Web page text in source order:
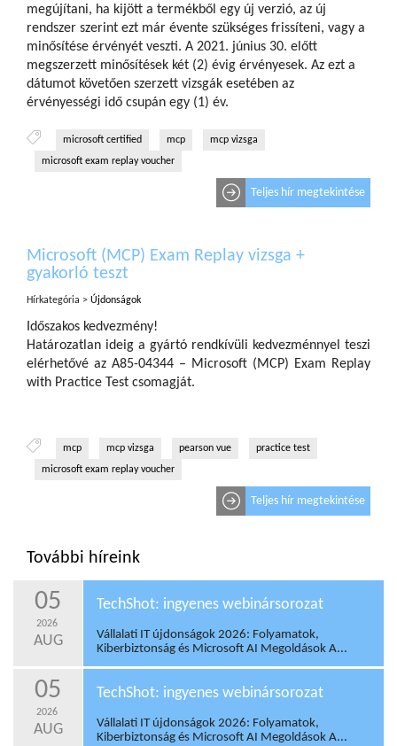
megújítani, ha kijött a termékből egy új verzió, az új
rendszer szerint ezt már évente szükséges frissíteni, vagy a
minősítése érvényét veszti. A 2021. június 30. előtt
megszerzett minősítések két (2) évig érvényesek. Az ezt a
dátumot követően szerzett vizsgák esetében az
érvényességi idő csupán egy (1) év.
microsoft certified mcp
mcp vizsga
microsoft exam replay voucher
Teljes hír megtekintése
Microsoft (MCP) Exam Replay vizsga +
gyakorló teszt
Hírkategória > Újdonságok
Időszakos kedvezmény!
Határozatlan ideig a gyártó rendkívüli kedvezménnyel teszi
elérhetővé az A85-04344 – Microsoft (MCP) Exam Replay
with Practice Test csomagját.
mcp mcp vizsga pearson vue
practice test
microsoft exam replay voucher
Teljes hír megtekintése
További híreink
05
2026
AUG
TechShot: ingyenes webinársorozat
Vállalati IT újdonságok 2026: Folyamatok,
Kiberbiztonság és Microsoft AI Megoldások A...
05
2026
AUG
TechShot: ingyenes webinársorozat
Vállalati IT újdonságok 2026: Folyamatok,
Kiberbiztonság és Microsoft AI Megoldások A...